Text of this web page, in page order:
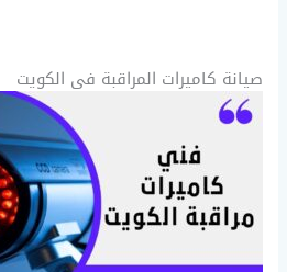
صيانة كاميرات المراقبة في الكويت